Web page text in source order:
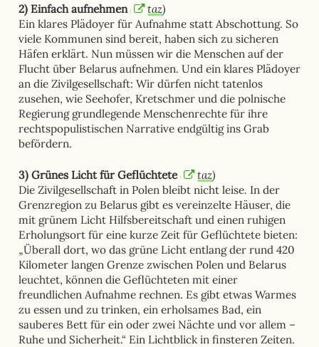
2) Einfach aufnehmen ( taz)
Ein klares Plädoyer für Aufnahme statt Abschottung. So
viele Kommunen sind bereit, haben sich zu sicheren
Häfen erklärt. Nun müssen wir die Menschen auf der
Flucht über Belarus aufnehmen. Und ein klares Plädoyer
an die Zivilgesellschaft: Wir dürfen nicht tatenlos
zusehen, wie Seehofer, Kretschmer und die polnische
Regierung grundlegende Menschenrechte für ihre
rechtspopulistischen Narrative endgültig ins Grab
befördern.
3) Grünes Licht für Geflüchtete( taz)
Die Zivilgesellschaft in Polen bleibt nicht leise. In der
Grenzregion zu Belarus gibt es vereinzelte Häuser, die
mit grünem Licht Hilfsbereitschaft und einen ruhigen
Erholungsort für eine kurze Zeit für Geflüchtete bieten:
„Überall dort, wo das grüne Licht entlang der rund 420
Kilometer langen Grenze zwischen Polen und Belarus
leuchtet, können die Geflüchteten mit einer
freundlichen Aufnahme rechnen. Es gibt etwas Warmes
zu essen und zu trinken, ein erholsames Bad, ein
sauberes Bett für ein oder zwei Nächte und vor allem –
Ruhe und Sicherheit.“ Ein Lichtblick in finsteren Zeiten.